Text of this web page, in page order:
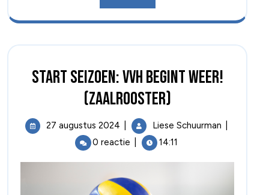
Start Seizoen: VVH Begint Weer!
(zaalrooster)
27 augustus 2024 Liese Schuurman
0 reactie
14:11